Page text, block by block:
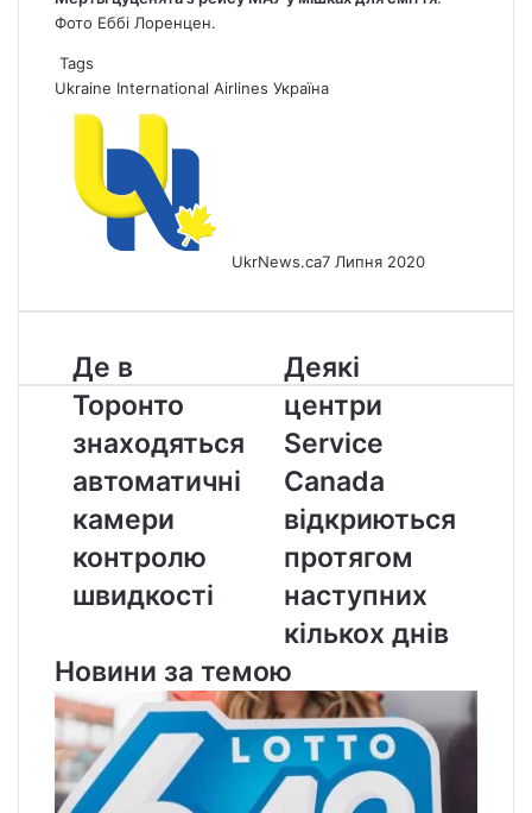
Фото Еббі Лоренцен.
Tags
Ukraine International Airlines Україна
UkrNews.ca7 Липня 2020
Де
в
Торонто
знаходяться
автоматичні
камери
швидкості
Де в
Торонто
знаходяться
автоматичні
камери
контролю
швидкості
Деякі
центри
Service
Canada
відкриються
протягом
наступних
кількох
днів
Деякі
центри
Service
Canada
відкриються
протягом
наступних
кількох днів
Новини за темою